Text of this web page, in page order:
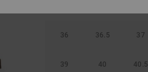
36 36.5 37
39 40 40.5